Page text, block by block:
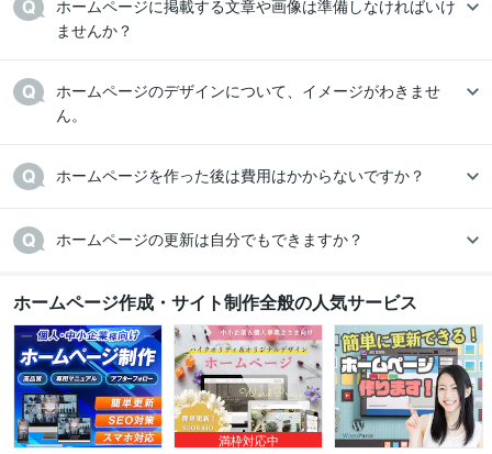
ホームページに掲載する文章や画像は準備しなければいけ
ませんか？
ホームページのデザインについて、イメージがわきませ
ん。
ホームページを作った後は費用はかからないですか？
ホームページの更新は自分でもできますか？
ホームページ作成・サイト制作全般の人気サービス
満枠対応中